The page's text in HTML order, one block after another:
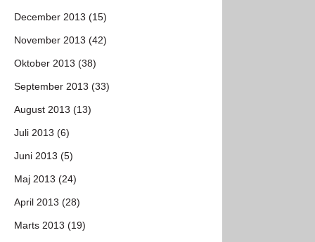
December 2013 (15)
November 2013 (42)
Oktober 2013 (38)
September 2013 (33)
August 2013 (13)
Juli 2013 (6)
Juni 2013 (5)
Maj 2013 (24)
April 2013 (28)
Marts 2013 (19)